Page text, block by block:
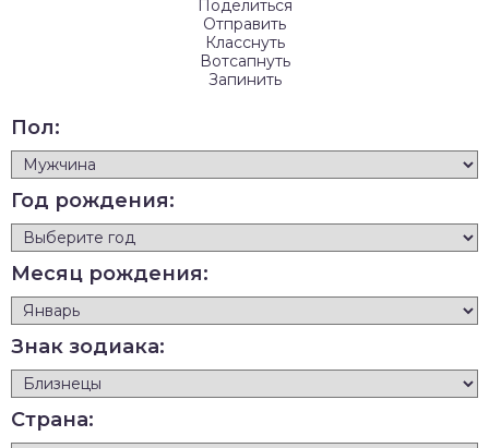
Поделиться
Отправить
Класснуть
Вотсапнуть
Запинить
Пол:
Год рождения:
Месяц рождения:
Знак зодиака:
Страна: